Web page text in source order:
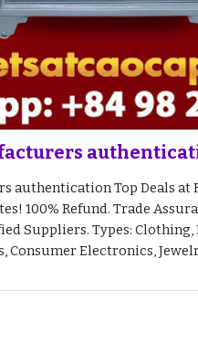
authentication Top Deals at
100% Refund. Trade
Suppliers. Types: Clothing,
Consumer Electronics,